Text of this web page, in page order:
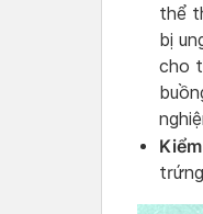
thể
bị
cho